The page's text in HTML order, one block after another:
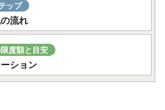
品によって異なります。各商品ペ
確認ください。
ません。長期不在のご予定がある
いただくか事前にご連絡ください。
更（転送）は着払いにて受取人様
先の変更が発生する場合は、事前に
に内容をご確認ください。万一不
ップ
流れ
度額と目安
ション